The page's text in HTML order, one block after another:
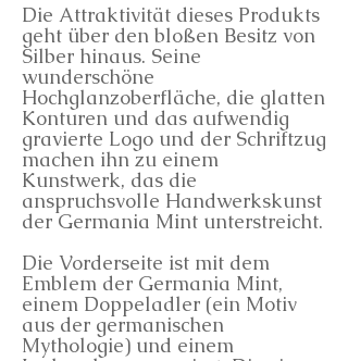
Die Attraktivität dieses Produkts
geht über den bloßen Besitz von
Silber hinaus. Seine
wunderschöne
Hochglanzoberfläche, die glatten
Konturen und das aufwendig
gravierte Logo und der Schriftzug
machen ihn zu einem
Kunstwerk, das die
anspruchsvolle Handwerkskunst
der Germania Mint unterstreicht.
Die Vorderseite ist mit dem
Emblem der Germania Mint,
einem Doppeladler (ein Motiv
aus der germanischen
Mythologie) und einem